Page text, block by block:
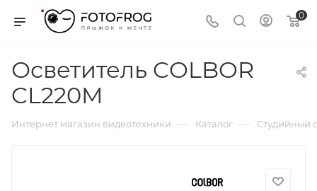
0
Осветитель COLBOR
CL220M
Интернет магазин видеотехники — Каталог — Студийный